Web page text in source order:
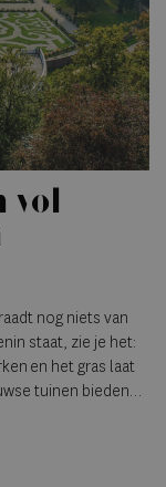
vol
nog niets van
staat, zie je het:
en het gras laat
tuinen bieden
klein paradijs op
het